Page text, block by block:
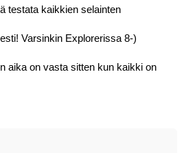
testata kaikkien selainten
Varsinkin Explorerissa 8-)
aika on vasta sitten kun kaikki on